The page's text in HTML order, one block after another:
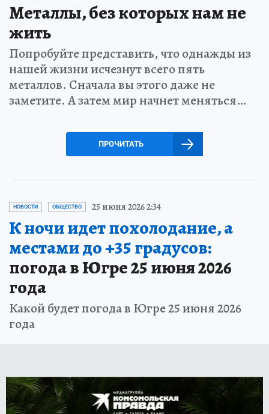
Металлы, без которых нам не
жить
Попробуйте представить, что однажды из
нашей жизни исчезнут всего пять
металлов. Сначала вы этого даже не
заметите. А затем мир начнет меняться…
ПРОЧИТАТЬ
НОВОСТИ ОБЩЕСТВО 25 июня 2026 2:34
К ночи идет похолодание, а
местами до +35 градусов:
погода в Югре 25 июня 2026
года
Какой будет погода в Югре 25 июня 2026
года